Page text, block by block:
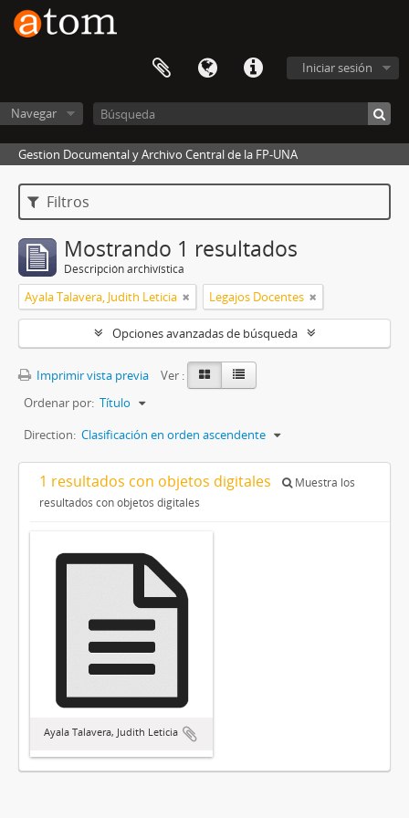
Iniciar sesión
Navegar
Gestion Documental y Archivo Central de la FP-UNA
Filtros
Mostrando 1 resultados
Descripción archivística
Ayala Talavera, Judith Leticia Legajos Docentes
Opciones avanzadas de búsqueda
Imprimir vista previa
Ver :
Ordenar por: Título
Direction: Clasificación en orden ascendente
1 resultados con objetos digitales
Muestra los
resultados con objetos digitales
Ayala Talavera, Judith Leticia